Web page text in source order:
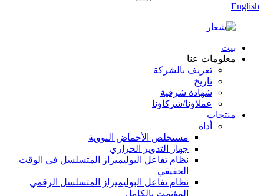
English
بيت
معلومات عنا
تعريف بالشركة
تاريخ
شهادة شرفية
عملاؤنا/شركاؤنا
منتجات
أداة
مستخلص الأحماض النووية
جهاز التدوير الحراري
نظام تفاعل البوليميراز المتسلسل في الوقت
الحقيقي
نظام تفاعل البوليميراز المتسلسل الرقمي
المؤتمت بالكامل